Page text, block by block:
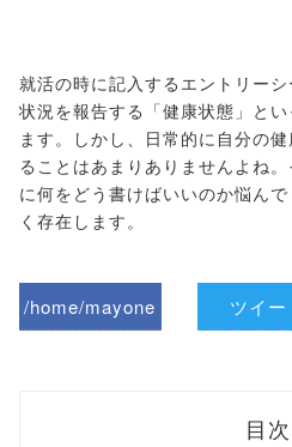
就活の時に記入するエントリー
状況を報告する「健康状態」と
ます。しかし、日常的に自分の
ることはあまりありませんよね
に何をどう書けばいいのか悩ん
く存在します。
/home/mayone
ツイー
目次